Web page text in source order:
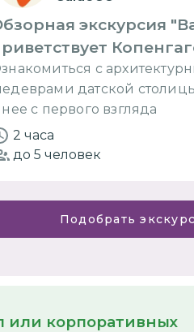
экскурсия
с
датской
с первого взгляда
2 часа
до 5 человек
Подобрать
или корпоративных